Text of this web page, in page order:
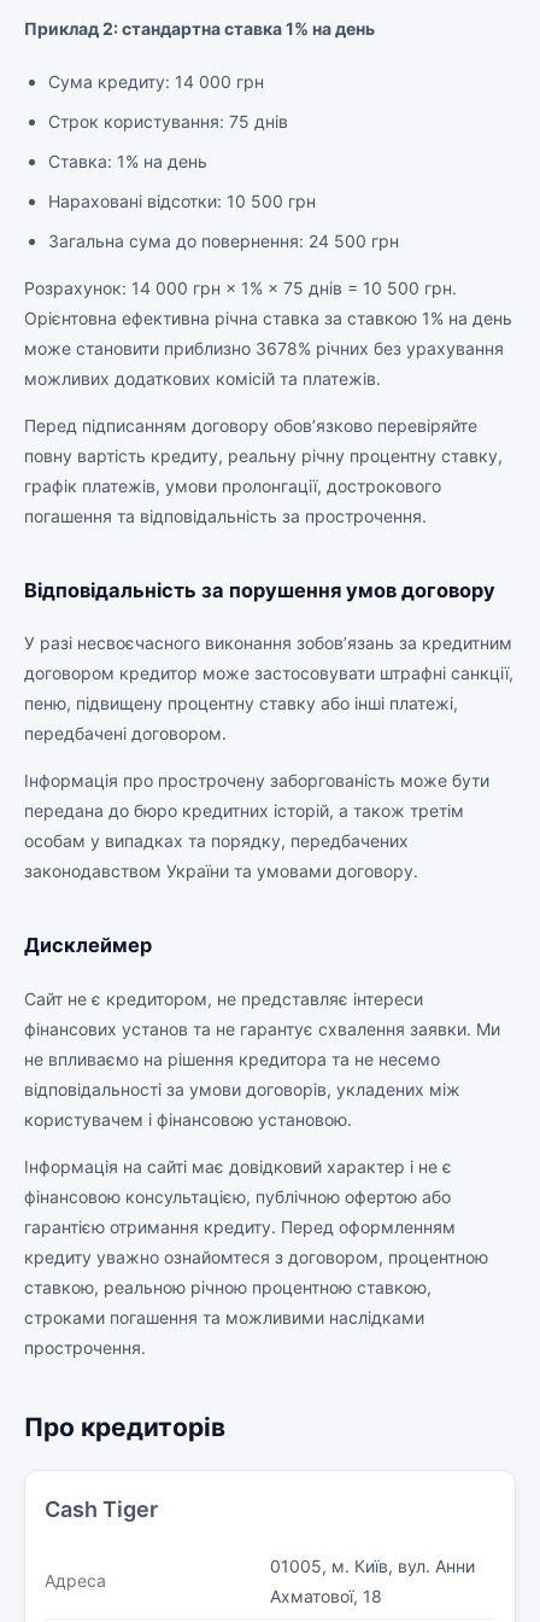
Приклад 2: стандартна ставка 1% на день
Сума кредиту: 14 000 грн
Строк користування: 75 днів
Ставка: 1% на день
Нараховані відсотки: 10 500 грн
Загальна сума до повернення: 24 500 грн
Розрахунок: 14 000 грн × 1% × 75 днів = 10 500 грн.
Орієнтовна ефективна річна ставка за ставкою 1% на день
може становити приблизно 3678% річних без урахування
можливих додаткових комісій та платежів.
Перед підписанням договору обов’язково перевіряйте
повну вартість кредиту, реальну річну процентну ставку,
графік платежів, умови пролонгації, дострокового
погашення та відповідальність за прострочення.
Відповідальність за порушення умов договору
У разі несвоєчасного виконання зобов’язань за кредитним
договором кредитор може застосовувати штрафні санкції,
пеню, підвищену процентну ставку або інші платежі,
передбачені договором.
Інформація про прострочену заборгованість може бути
передана до бюро кредитних історій, а також третім
особам у випадках та порядку, передбачених
законодавством України та умовами договору.
Дисклеймер
Сайт не є кредитором, не представляє інтереси
фінансових установ та не гарантує схвалення заявки. Ми
не впливаємо на рішення кредитора та не несемо
відповідальності за умови договорів, укладених між
користувачем і фінансовою установою.
Інформація на сайті має довідковий характер і не є
фінансовою консультацією, публічною офертою або
гарантією отримання кредиту. Перед оформленням
кредиту уважно ознайомтеся з договором, процентною
ставкою, реальною річною процентною ставкою,
строками погашення та можливими наслідками
прострочення.
Про кредиторів
Cash Tiger
Адреса
01005, м. Київ, вул. Анни
Ахматової, 18